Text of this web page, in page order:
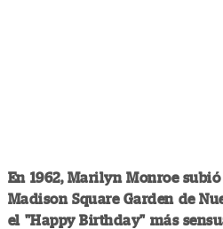
En 1962, Marilyn Monroe
Madison Square Garden de
el "Happy Birthday" más